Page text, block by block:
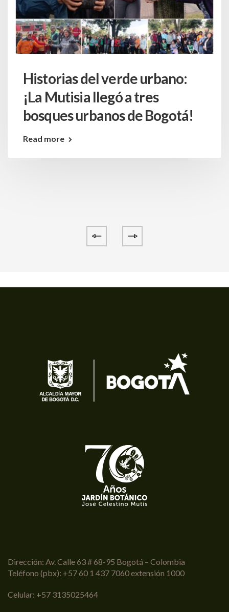
Historias del verde urbano:
¡La Mutisia llegó a tres
bosques urbanos de Bogotá!
Read more
Dirección: Av. Calle 63 # 68-95 Bogotá – Colombia
Teléfono (pbx): +57 60 1 437 7060 extensión 1000
Celular: +57 3135025464